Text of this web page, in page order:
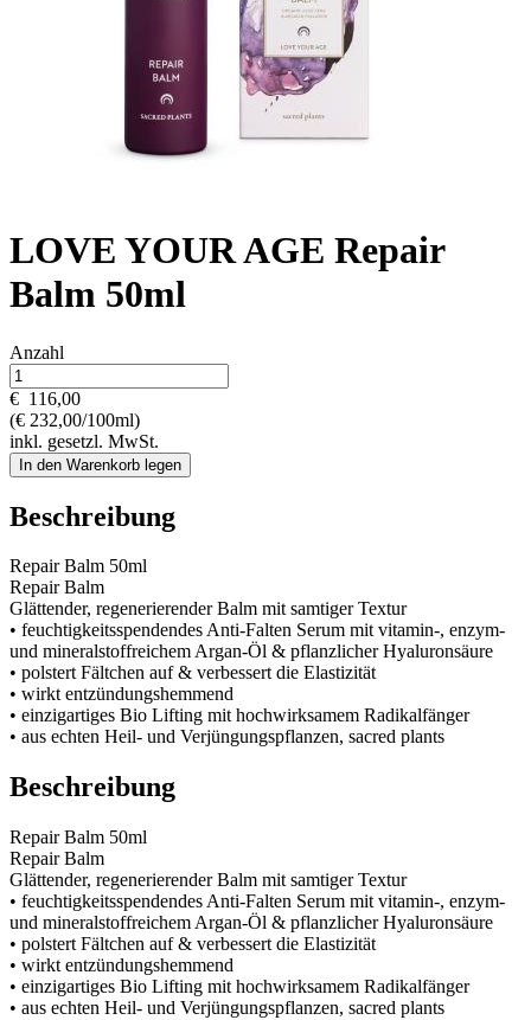
LOVE YOUR AGE Repair
Balm 50ml
Anzahl
€ 116,00
(€ 232,00/100ml)
inkl. gesetzl. MwSt.
In den Warenkorb legen
Beschreibung
Repair Balm 50ml
Repair Balm
Glättender, regenerierender Balm mit samtiger Textur
• feuchtigkeitsspendendes Anti-Falten Serum mit vitamin-, enzym-
und mineralstoffreichem Argan-Öl & pflanzlicher Hyaluronsäure
• polstert Fältchen auf & verbessert die Elastizität
• wirkt entzündungshemmend
• einzigartiges Bio Lifting mit hochwirksamem Radikalfänger
• aus echten Heil- und Verjüngungspflanzen, sacred plants
Beschreibung
Repair Balm 50ml
Repair Balm
Glättender, regenerierender Balm mit samtiger Textur
• feuchtigkeitsspendendes Anti-Falten Serum mit vitamin-, enzym-
und mineralstoffreichem Argan-Öl & pflanzlicher Hyaluronsäure
• polstert Fältchen auf & verbessert die Elastizität
• wirkt entzündungshemmend
• einzigartiges Bio Lifting mit hochwirksamem Radikalfänger
• aus echten Heil- und Verjüngungspflanzen, sacred plants